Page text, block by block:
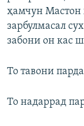
ҳамчун Мастон
зарбулмасал
забони он кас
То тавони
То надаррад